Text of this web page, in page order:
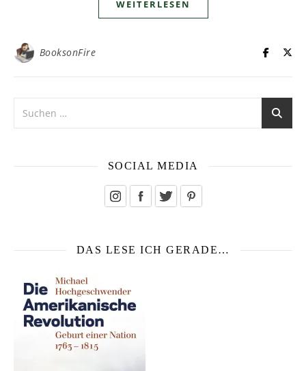
WEITERLESEN
BooksonFire
SOCIAL MEDIA
DAS LESE ICH GERADE…